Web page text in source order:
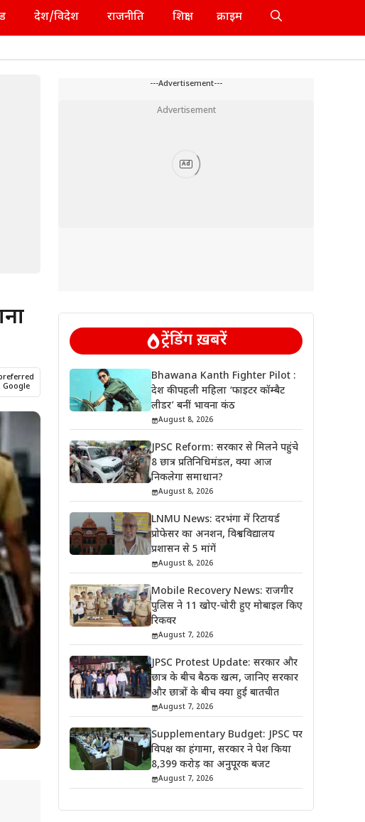
देश/विदेश राजनीति शिक्षा क्राइम
Google
---Advertisement---
Advertisement
Ad
ट्रेंडिंग ख़बरें
Bhawana Kanth Fighter Pilot :
देश की पहली महिला ‘फाइटर कॉम्बैट
लीडर’ बनीं भावना कंठ
August 8, 2026
JPSC Reform: सरकार से मिलने पहुंचे
8 छात्र प्रतिनिधिमंडल, क्या आज
निकलेगा समाधान?
August 8, 2026
LNMU News: दरभंगा में रिटायर्ड
प्रोफेसर का अनशन, विश्वविद्यालय
प्रशासन से 5 मांगें
August 8, 2026
Mobile Recovery News: राजगीर
पुलिस ने 11 खोए-चोरी हुए मोबाइल किए
रिकवर
August 7, 2026
JPSC Protest Update: सरकार और
छात्र के बीच बैठक खत्म, जानिए सरकार
और छात्रों के बीच क्या हुई बातचीत
August 7, 2026
Supplementary Budget: JPSC पर
विपक्ष का हंगामा, सरकार ने पेश किया
8,399 करोड़ का अनुपूरक बजट
August 7, 2026